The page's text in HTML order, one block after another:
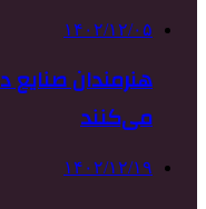
۱۴۰۲/۱۲/۰۵
هنرمندان
می‌کنند
۱۴۰۲/۱۲/۱۹